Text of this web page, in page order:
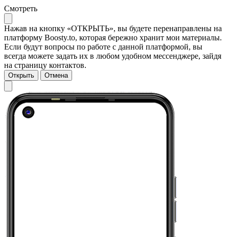
Смотреть
Нажав на кнопку «ОТКРЫТЬ», вы будете перенаправлены на
платформу Boosty.to, которая бережно хранит мои материалы.
Если будут вопросы по работе с данной платформой, вы
всегда можете задать их в любом удобном мессенджере, зайдя
на страницу контактов.
Открыть Отмена